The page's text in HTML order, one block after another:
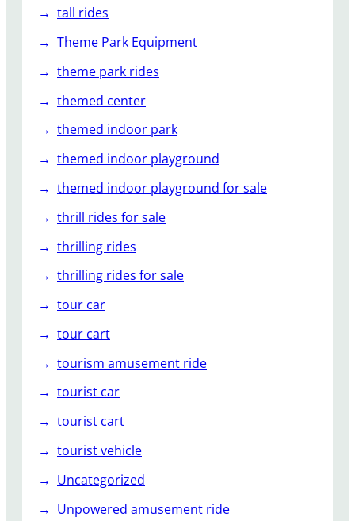
tall rides
Theme Park Equipment
theme park rides
themed center
themed indoor park
themed indoor playground
themed indoor playground for sale
thrill rides for sale
thrilling rides
thrilling rides for sale
tour car
tour cart
tourism amusement ride
tourist car
tourist cart
tourist vehicle
Uncategorized
Unpowered amusement ride